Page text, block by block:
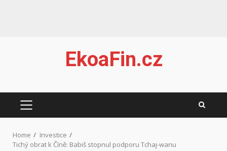
EkoaFin.cz
PRIMARY
Home
Investice
Tichý obrat k Číně: Babiš stopnul podporu Tchaj-wanu